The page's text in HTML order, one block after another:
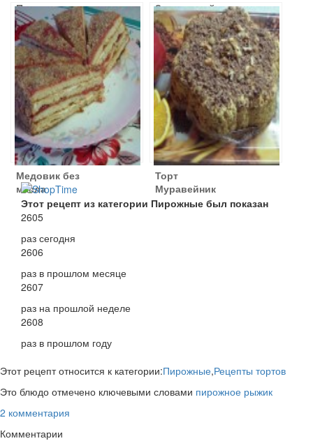
Пирожное
Птичье молоко
Закусочный
слоеный торт
Медовик без
масла
Торт
Муравейник
Этот рецепт из категории Пирожные был показан
2605
раз сегодня
2606
раз в прошлом месяце
2607
раз на прошлой неделе
2608
раз в прошлом году
Этот рецепт относится к категории:Пирожные,Рецепты тортов
Это блюдо отмечено ключевыми словами пирожное рыжик
2 комментария
Комментарии